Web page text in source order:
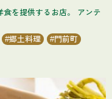
食を提供するお店。 アンテ
郷土料理 門前町